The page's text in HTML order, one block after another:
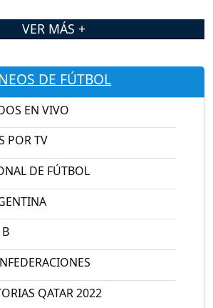
VER MÁS +
DE FÚTBOL
EN VIVO
POR TV
DE FÚTBOL
QATAR 2022